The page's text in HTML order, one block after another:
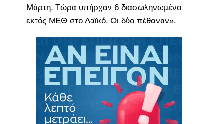
Μάρτη. Τώρα υπήρχαν 6 διασωληνωμένοι
εκτός ΜΕΘ στο Λαϊκό. Οι δύο πέθαναν».